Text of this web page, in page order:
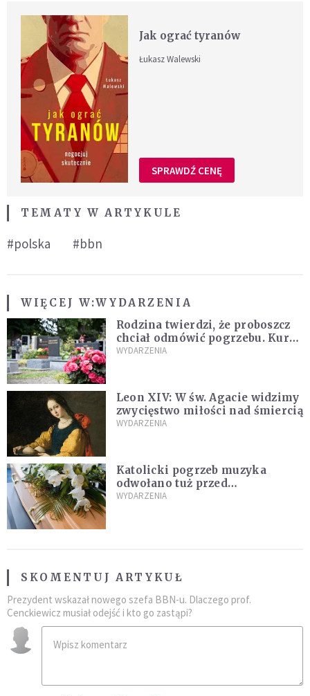
Jak ograć tyranów
Łukasz Walewski
SPRAWDŹ CENĘ
TEMATY W ARTYKULE
#polska #bbn
WIĘCEJ W:WYDARZENIA
Rodzina twierdzi, że proboszcz
chciał odmówić pogrzebu. Kuria
zapowiada wyjaśnienia
WYDARZENIA
Leon XIV: W św. Agacie widzimy
zwycięstwo miłości nad śmiercią
WYDARZENIA
Katolicki pogrzeb muzyka
odwołano tuż przed
uroczystością. Powodem była
WYDARZENIA
SKOMENTUJ ARTYKUŁ
Prezydent wskazał nowego szefa BBN-u. Dlaczego prof.
Cenckiewicz musiał odejść i kto go zastąpi?